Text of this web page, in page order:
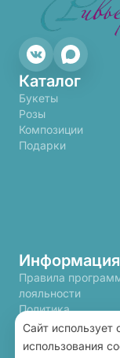
Каталог
Букеты
Розы
Композиции
Подарки
Информация
Правила
лояльности
Политика
Сайт использует
использования